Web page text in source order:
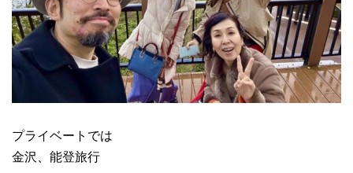
プライベートでは
金沢、能登旅行